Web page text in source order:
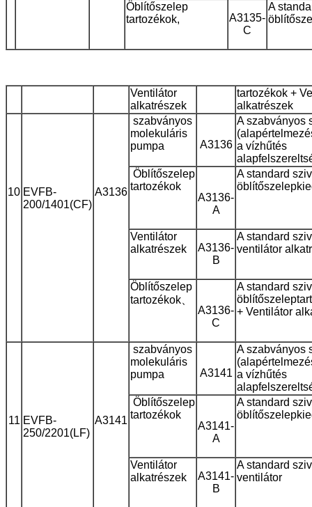
Öblítőszelep
tartozékok,
A3135-
C
A
Ventilátor
alkatrészek
tartozékok +
alkatrészek
10 EVFB-
200/1401(CF)
A3136
szabványos
molekuláris
pumpa
A3136
A szabványos
a vízhűtés
Öblítőszelep
tartozékok
A3136-
A
A standard
öblítőszelep
Ventilátor
alkatrészek
A3136-
B
A standard
ventilátor
Öblítőszelep
tartozékok
A3136-
C
A standard
öblítőszelep
+ Ventilátor
11 EVFB-
250/2201(LF)
A3141
szabványos
molekuláris
pumpa
A3141
A szabványos
a vízhűtés
Öblítőszelep
tartozékok
A3141-
A
A standard
öblítőszelep
Ventilátor
alkatrészek
A3141-
B
A standard
ventilátor